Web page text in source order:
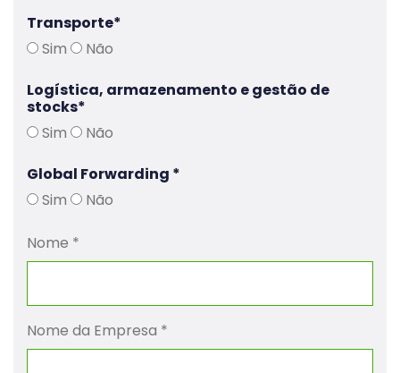
ecoroad@ecoroad.pt
Dept.º Operações:
Informações Úteis para Transportadoras
Bolsa de Carga:
Faturação e Estado de Pedidos
contabilidade@ecoroad.pt
Transporte*
Sim
Não
Logística, armazenamento e gestão de
stocks*
Sim
Não
Global Forwarding *
Sim
Não
Nome *
Nome da Empresa *